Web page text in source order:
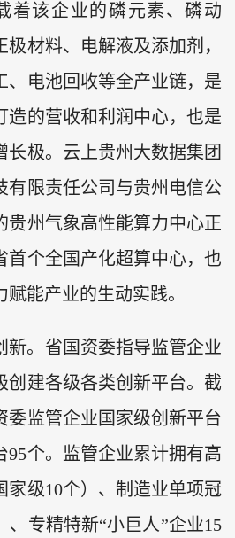
着该企业的磷元素、磷动
材料、电解液及添加剂，
、电池回收等全产业链，是
造的营收和利润中心，也是
长极。云上贵州大数据集团
有限责任公司与贵州电信公
贵州气象高性能算力中心正
首个全国产化超算中心，也
能产业的生动实践。
新。省国资委指导监管企业
创建各级各类创新平台。截
委监管企业国家级创新平台
95个。监管企业累计拥有高
家级10个）、制造业单项冠
、专精特新“小巨人”企业15